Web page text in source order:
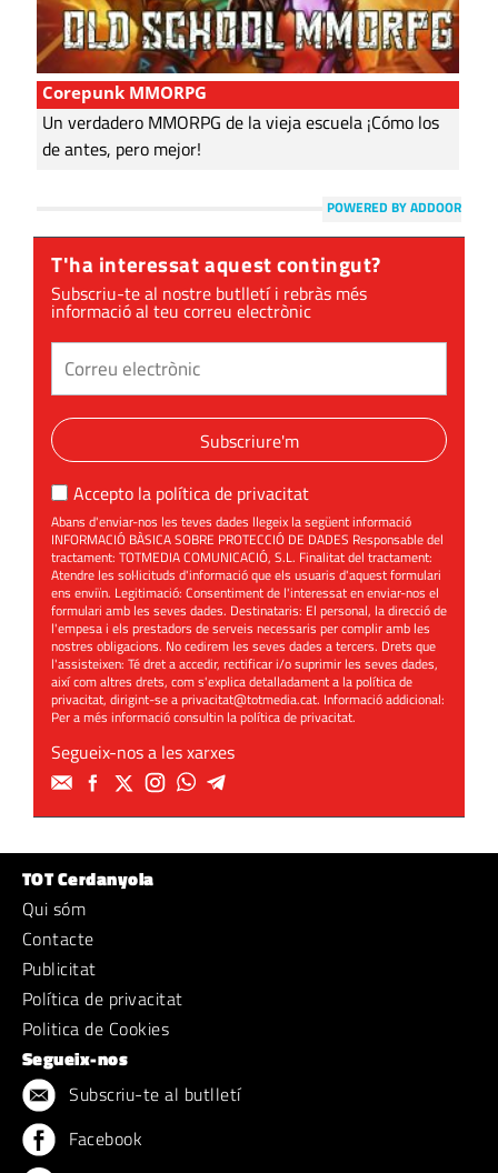
Corepunk MMORPG
Un verdadero MMORPG de la vieja escuela ¡Cómo los
de antes, pero mejor!
POWERED BY ADDOOR
T'ha interessat aquest contingut?
Subscriu-te al nostre butlletí i rebràs més
informació al teu correu electrònic
Subscriure'm
Accepto la política de privacitat
Abans d'enviar-nos les teves dades llegeix la següent informació
INFORMACIÓ BÀSICA SOBRE PROTECCIÓ DE DADES Responsable del
tractament: TOTMEDIA COMUNICACIÓ, S.L. Finalitat del tractament:
Atendre les sol·licituds d'informació que els usuaris d'aquest formulari
ens enviïn. Legitimació: Consentiment de l'interessat en enviar-nos el
formulari amb les seves dades. Destinataris: El personal, la direcció de
l'empesa i els prestadors de serveis necessaris per complir amb les
nostres obligacions. No cedirem les seves dades a tercers. Drets que
l'assisteixen: Té dret a accedir, rectificar i/o suprimir les seves dades,
així com altres drets, com s'explica detalladament a la política de
privacitat, dirigint-se aprivacitat@totmedia.cat. Informació addicional:
Per a més informació consultin lapolítica de privacitat.
Segueix-nos a les xarxes
TOT Cerdanyola
Qui sóm
Contacte
Publicitat
Política de privacitat
Politica de Cookies
Segueix-nos
Subscriu-te al butlletí
Facebook